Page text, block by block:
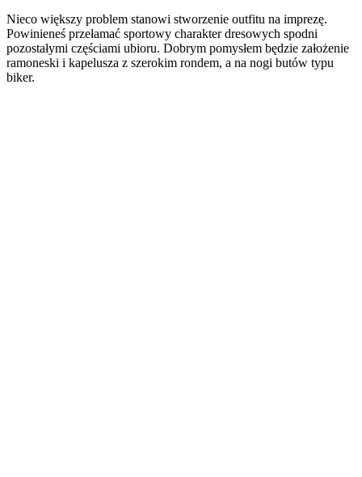
Nieco większy problem stanowi stworzenie outfitu na imprezę.
Powinieneś przełamać sportowy charakter dresowych spodni
pozostałymi częściami ubioru. Dobrym pomysłem będzie założenie
ramoneski i kapelusza z szerokim rondem, a na nogi butów typu
biker.